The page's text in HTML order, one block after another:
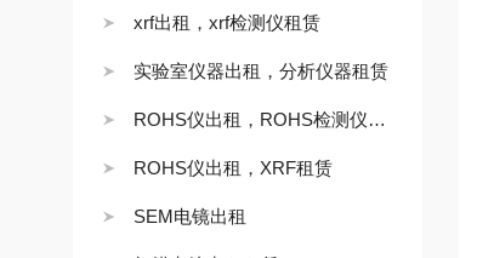
xrf出租，xrf检测仪租赁
实验室仪器出租，分析仪器租赁
ROHS仪出租，ROHS检测仪租赁
ROHS仪出租，XRF租赁
SEM电镜出租